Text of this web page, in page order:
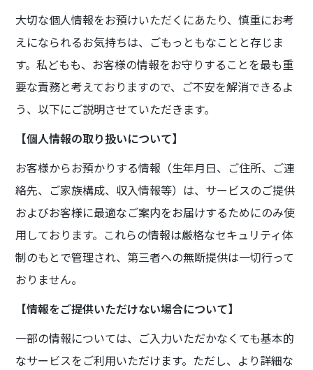
大切な個人情報をお預けいただくにあたり、慎重にお考
えになられるお気持ちは、ごもっともなことと存じま
す。私どもも、お客様の情報をお守りすることを最も重
要な責務と考えておりますので、ご不安を解消できるよ
う、以下にご説明させていただきます。
【個人情報の取り扱いについて】
お客様からお預かりする情報（生年月日、ご住所、ご連
絡先、ご家族構成、収入情報等）は、サービスのご提供
およびお客様に最適なご案内をお届けするためにのみ使
用しております。これらの情報は厳格なセキュリティ体
制のもとで管理され、第三者への無断提供は一切行って
おりません。
【情報をご提供いただけない場合について】
一部の情報については、ご入力いただかなくても基本的
なサービスをご利用いただけます。ただし、より詳細な